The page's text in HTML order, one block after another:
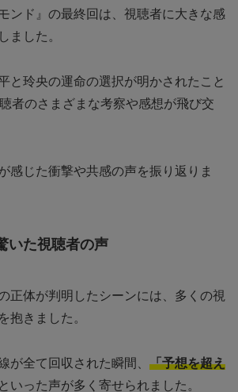
ンド』の最終回は、視聴者に大きな感
ました。
と玲央の運命の選択が明かされたこと
者のさまざまな考察や感想が飛び交
感じた衝撃や共感の声を振り返りま
いた視聴者の声
正体が判明したシーンには、多くの視
抱きました。
が全て回収された瞬間、 「予想を超え
といった声が多く寄せられました。